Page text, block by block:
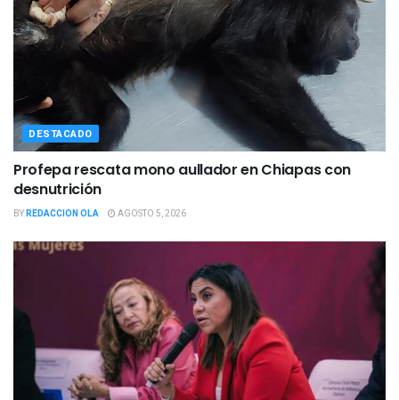
DESTACADO
Profepa rescata mono aullador en Chiapas con
desnutrición
BYREDACCION OLA AGOSTO 5, 2026